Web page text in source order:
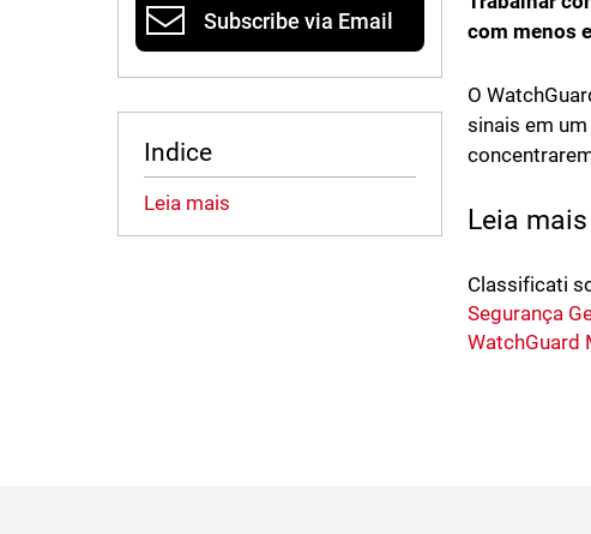
Subscribe via Email
Indice
Leia mais
com menos
O
sinais em
Leia mais
Classificati
Segurança
WatchGuard